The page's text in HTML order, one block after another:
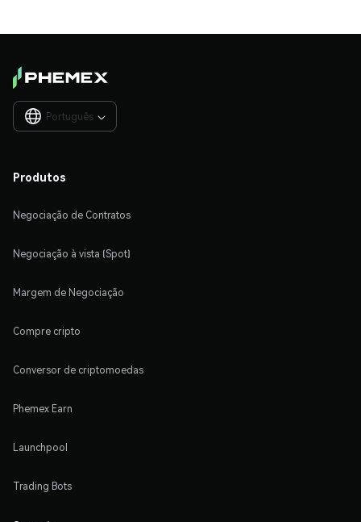
Português 
Produtos
Negociação de Contratos
Negociação à vista (Spot)
Margem de Negociação
Compre cripto
Conversor de criptomoedas
Phemex Earn
Launchpool
Trading Bots